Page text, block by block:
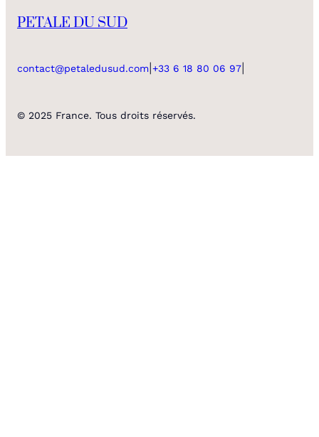
PETALE DU SUD
contact@petaledusud.com +33 6 18 80 06 97
© 2025 France. Tous droits réservés.